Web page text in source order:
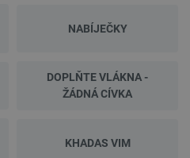
NABÍJEČKY
DOPLŇTE VLÁKNA -
ŽÁDNÁ CÍVKA
KHADAS VIM